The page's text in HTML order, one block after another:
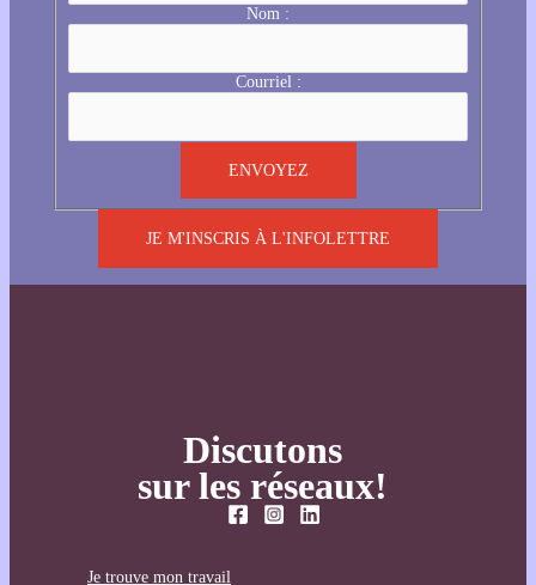
Nom :
Courriel :
JE M'INSCRIS À L'INFOLETTRE
Discutons
sur les réseaux!
Je trouve mon travail